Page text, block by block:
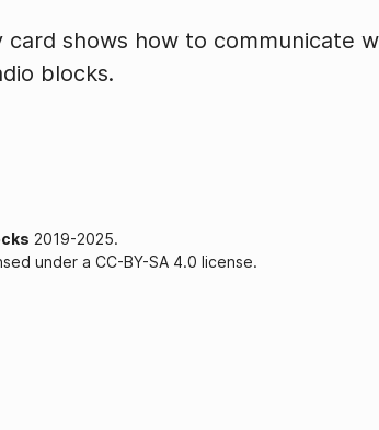
card shows how to communicate
blocks.
2019-2025.
under a CC-BY-SA 4.0 license.